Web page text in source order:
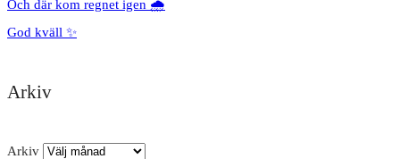
Och där kom regnet igen 🌧️
God kväll ✨
Arkiv
Arkiv